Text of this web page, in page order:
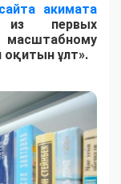
акимата
первых
оқитын ұлт».